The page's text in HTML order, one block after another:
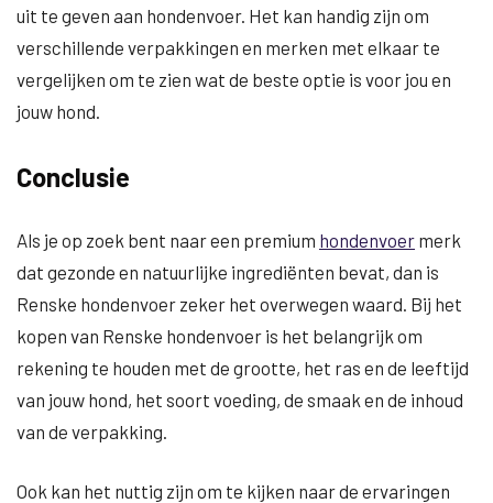
uit te geven aan hondenvoer. Het kan handig zijn om
verschillende verpakkingen en merken met elkaar te
vergelijken om te zien wat de beste optie is voor jou en
jouw hond.
Conclusie
Als je op zoek bent naar een premium hondenvoer merk
dat gezonde en natuurlijke ingrediënten bevat, dan is
Renske hondenvoer zeker het overwegen waard. Bij het
kopen van Renske hondenvoer is het belangrijk om
rekening te houden met de grootte, het ras en de leeftijd
van jouw hond, het soort voeding, de smaak en de inhoud
van de verpakking.
Ook kan het nuttig zijn om te kijken naar de ervaringen